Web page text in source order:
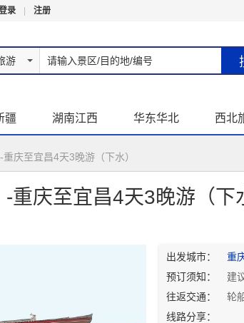
录 注册
游
疆 湖南江西 华东华北 西北
庆至宜昌4天3晚游（下水）
-重庆至宜昌4天3晚游（
出发城市：
重
预订须知：
建
往返交通：
轮
线路分享：